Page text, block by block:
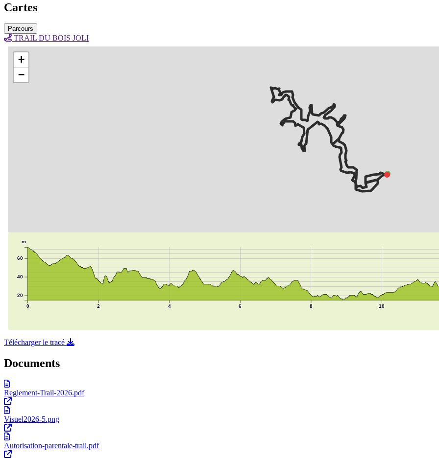
Cartes
Parcours
TRAIL DU BOIS JOLI
Télécharger le tracé
Documents
Reglement-Trail-2026.pdf
Visuel2026-5.png
Autorisation-parentale-trail.pdf